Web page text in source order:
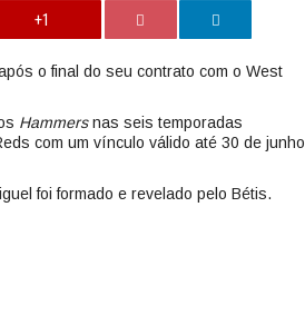
+1
o final do seu contrato com o West
Hammersnas seis temporadas
com um vínculo válido até 30 de junho
foi formado e revelado pelo Bétis.